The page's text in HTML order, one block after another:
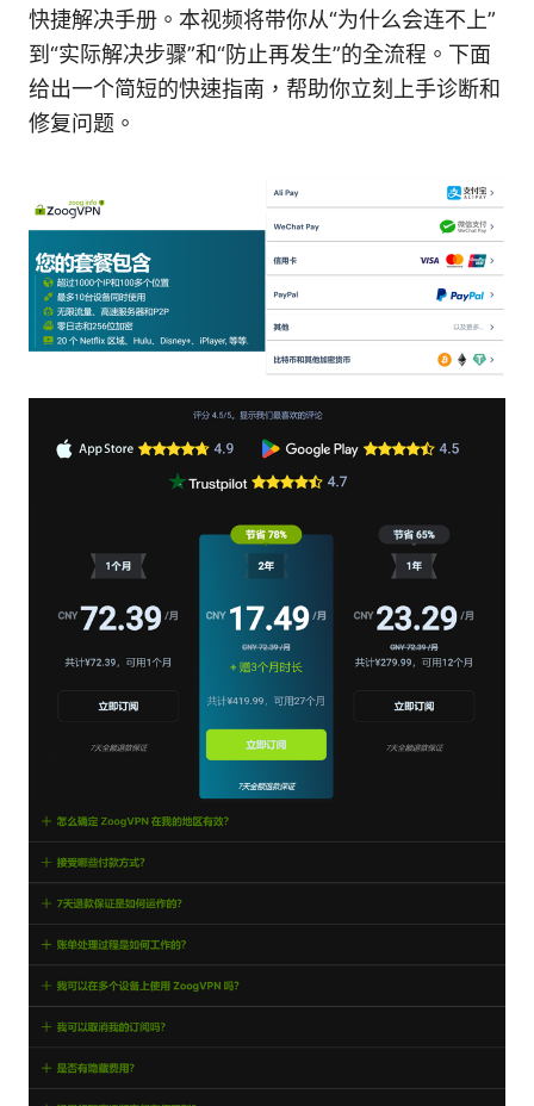
快捷解决手册。本视频将带你从“为什么会连不上”
到“实际解决步骤”和“防止再发生”的全流程。下面
给出一个简短的快速指南，帮助你立刻上手诊断和
修复问题。